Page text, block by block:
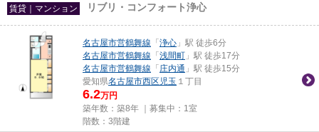
賃貸｜マンション リブリ・コンフォート浄心
名古屋市営鶴舞線 「 浄心 」駅 徒歩6分
名古屋市営鶴舞線 「 浅間町 」駅 徒歩17分
名古屋市営鶴舞線 「 庄内通 」駅 徒歩15分
愛知県名古屋市西区 児玉 １丁目
6.2万円
築年数：築8年 ｜募集中： 1室
階数：3階建